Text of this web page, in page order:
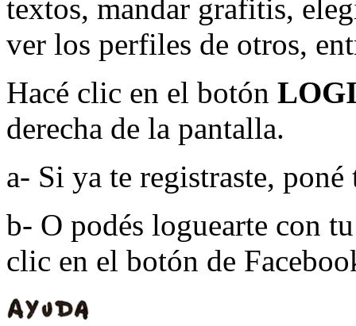
textos, mandar grafitis,
ver los perfiles de otros,
Hacé clic en el botón
derecha de la pantalla.
a- Si ya te registraste,
b- O podés loguearte con
clic en el botón de